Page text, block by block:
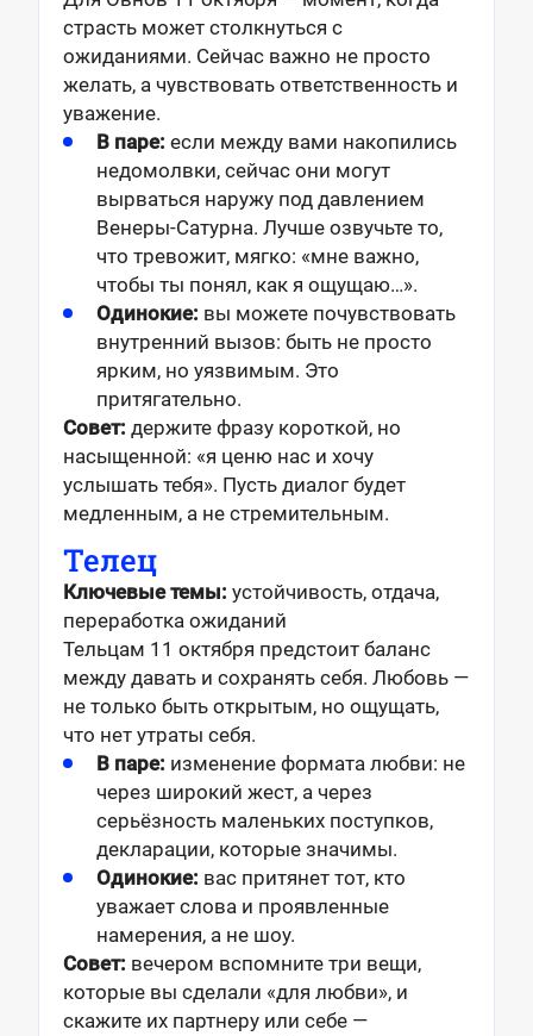
страсть может столкнуться с
ожиданиями. Сейчас важно не просто
желать, а чувствовать ответственность и
уважение.
В паре: если между вами накопились
недомолвки, сейчас они могут
вырваться наружу под давлением
Венеры-Сатурна. Лучше озвучьте то,
что тревожит, мягко: «мне важно,
чтобы ты понял, как я ощущаю…».
Одинокие: вы можете почувствовать
внутренний вызов: быть не просто
ярким, но уязвимым. Это
притягательно.
Совет: держите фразу короткой, но
насыщенной: «я ценю нас и хочу
услышать тебя». Пусть диалог будет
медленным, а не стремительным.
Телец
Ключевые темы: устойчивость, отдача,
переработка ожиданий
Тельцам 11 октября предстоит баланс
между давать и сохранять себя. Любовь —
не только быть открытым, но ощущать,
что нет утраты себя.
В паре: изменение формата любви: не
через широкий жест, а через
серьёзность маленьких поступков,
декларации, которые значимы.
Одинокие: вас притянет тот, кто
уважает слова и проявленные
намерения, а не шоу.
Совет: вечером вспомните три вещи,
которые вы сделали «для любви», и
скажите их партнеру или себе —